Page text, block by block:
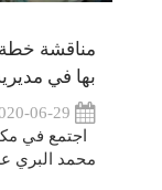
مناقشة خطة
بها في
اجتمع في
محمد البري